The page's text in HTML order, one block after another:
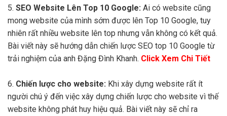
5. SEO Website Lên Top 10 Google: Ai có website cũng
mong website của mình sớm được lên Top 10 Google, tuy
nhiên rất nhiều website lên top nhưng vẫn không có kết quả.
Bài viết này sẽ hướng dẫn chiến lược SEO top 10 Google từ
trải nghiệm của anh Đặng Đình Khanh. Click Xem Chi Tiết
6. Chiến lược cho website: Khi xây dựng website rất ít
người chú ý đến việc xây dựng chiến lược cho website vì thế
website không phát huy hiệu quả. Bài viết này sẽ chỉ ra